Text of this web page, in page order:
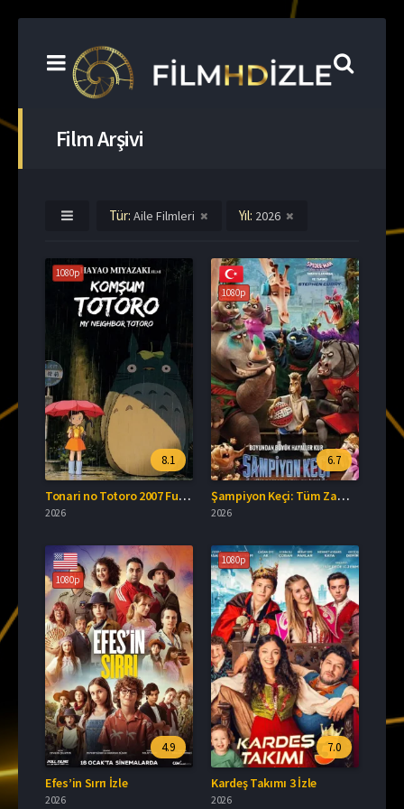
Film Arşivi
Tür: Aile Filmleri Yıl: 2026
1080p
8.1
Tonari no Totoro 2007 Full İzle
2026
1080p
6.7
Şampiyon Keçi: Tüm Zamanların En İyisi Türkçe Dublaj İzle
2026
1080p
4.9
Efes’in Sırrı İzle
2026
1080p
7.0
Kardeş Takımı 3 İzle
2026